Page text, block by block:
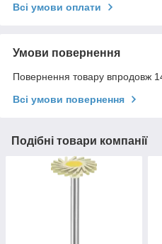
Всі умови оплати
Умови повернення
Повернення товару впродовж
Всі умови повернення
Подібні товари компанії